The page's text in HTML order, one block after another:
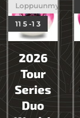
2026
Tour
Series
Duo
Loppuunmyyty
11 5 -1 3